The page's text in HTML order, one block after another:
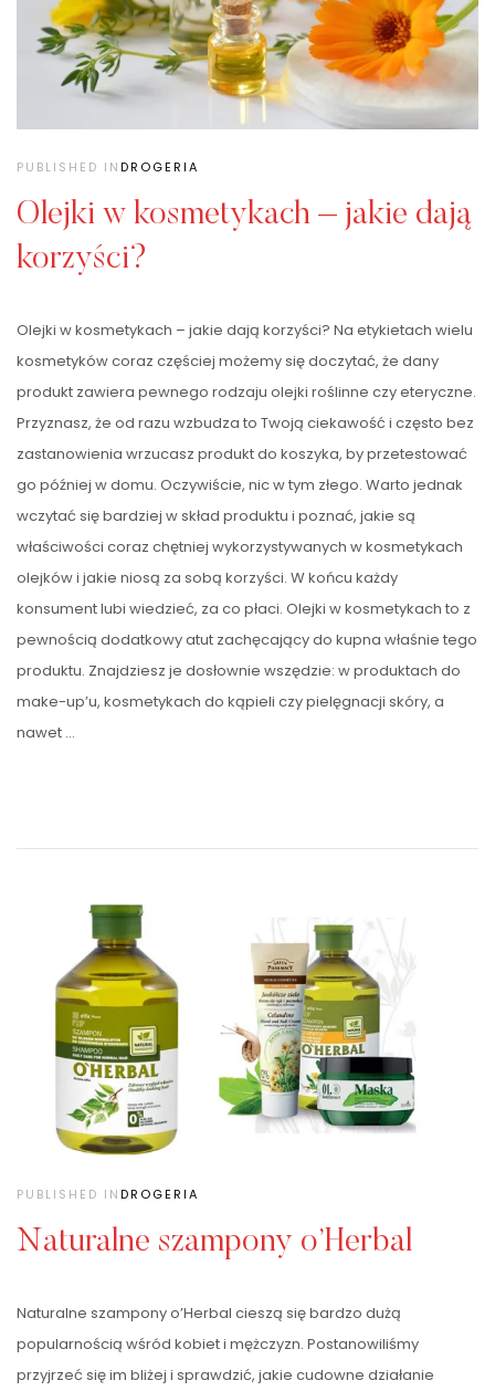
PUBLISHED INDROGERIA
Olejki w kosmetykach – jakie dają
korzyści?
Olejki w kosmetykach – jakie dają korzyści? Na etykietach wielu
kosmetyków coraz częściej możemy się doczytać, że dany
produkt zawiera pewnego rodzaju olejki roślinne czy eteryczne.
Przyznasz, że od razu wzbudza to Twoją ciekawość i często bez
zastanowienia wrzucasz produkt do koszyka, by przetestować
go później w domu. Oczywiście, nic w tym złego. Warto jednak
wczytać się bardziej w skład produktu i poznać, jakie są
właściwości coraz chętniej wykorzystywanych w kosmetykach
olejków i jakie niosą za sobą korzyści. W końcu każdy
konsument lubi wiedzieć, za co płaci. Olejki w kosmetykach to z
pewnością dodatkowy atut zachęcający do kupna właśnie tego
produktu. Znajdziesz je dosłownie wszędzie: w produktach do
make-up’u, kosmetykach do kąpieli czy pielęgnacji skóry, a
nawet …
PUBLISHED INDROGERIA
Naturalne szampony o’Herbal
Naturalne szampony o’Herbal cieszą się bardzo dużą
popularnością wśród kobiet i mężczyzn. Postanowiliśmy
przyjrzeć się im bliżej i sprawdzić, jakie cudowne działanie